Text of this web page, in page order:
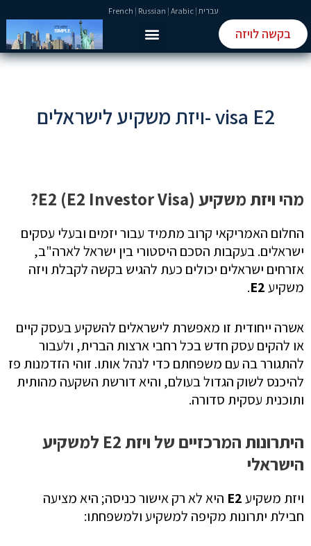
עברית |
French | Russian | Arabic
בקשה לויזה
visa E2 -ויזת משקיע לישראלים
מהי ויזת משקיע E2 (E2 Investor Visa)?
החלום האמריקאי קרוב מתמיד עבור יזמים ובעלי עסקים
ישראלים. בעקבות הסכם היסטורי בין ישראל לארה"ב,
אזרחים ישראלים יכולים כעת להגיש בקשה לקבלת ויזה
משקיעE2
.
אשרה ייחודית זו מאפשרת לישראלים להשקיע בעסק קיים
או להקים עסק חדש בכל רחבי ארצות הברית, ולעבור
להתגורר בה עם משפחתם כדי לנהל אותו. זוהי הזדמנות פז
להיכנס לשוק הגדול בעולם, והיא דורשת השקעה מהותית
ותוכנית עסקית סדורה.
היתרונות המרכזיים של ויזת E2 למשקיע
הישראלי
ויזת משקיעE2 היא לא רק אישור כניסה; היא מציעה
חבילת יתרונות מקיפה למשקיע ולמשפחתו: